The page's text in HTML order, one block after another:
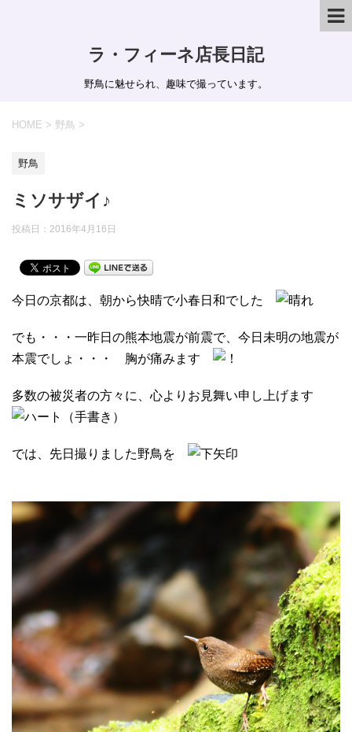
ラ・フィーネ店長日記
野鳥に魅せられ、趣味で撮っています。
HOME > 野鳥 >
野鳥
ミソサザイ♪
投稿日： 2016年4月16日
今日の京都は、朝から快晴で小春日和でした
でも・・・一昨日の熊本地震が前震で、今日未明の地震が
本震でしょ・・・ 胸が痛みます
多数の被災者の方々に、心よりお見舞い申し上げます
では、先日撮りました野鳥を